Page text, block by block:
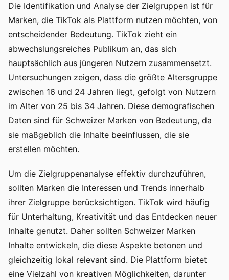
Die Identifikation und Analyse der Zielgruppen ist für
Marken, die TikTok als Plattform nutzen möchten, von
entscheidender Bedeutung. TikTok zieht ein
abwechslungsreiches Publikum an, das sich
hauptsächlich aus jüngeren Nutzern zusammensetzt.
Untersuchungen zeigen, dass die größte Altersgruppe
zwischen 16 und 24 Jahren liegt, gefolgt von Nutzern
im Alter von 25 bis 34 Jahren. Diese demografischen
Daten sind für Schweizer Marken von Bedeutung, da
sie maßgeblich die Inhalte beeinflussen, die sie
erstellen möchten.
Um die Zielgruppenanalyse effektiv durchzuführen,
sollten Marken die Interessen und Trends innerhalb
ihrer Zielgruppe berücksichtigen. TikTok wird häufig
für Unterhaltung, Kreativität und das Entdecken neuer
Inhalte genutzt. Daher sollten Schweizer Marken
Inhalte entwickeln, die diese Aspekte betonen und
gleichzeitig lokal relevant sind. Die Plattform bietet
eine Vielzahl von kreativen Möglichkeiten, darunter